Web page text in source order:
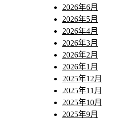
2026年6月
2026年5月
2026年4月
2026年3月
2026年2月
2026年1月
2025年12月
2025年11月
2025年10月
2025年9月